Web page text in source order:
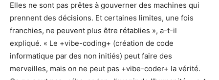
Elles ne sont pas prêtes à gouverner des machines qui
prennent des décisions. Et certaines limites, une fois
franchies, ne peuvent plus être rétablies », a-t-il
expliqué. « Le +vibe-coding+ (création de code
informatique par des non initiés) peut faire des
merveilles, mais on ne peut pas +vibe-coder+ la vérité.